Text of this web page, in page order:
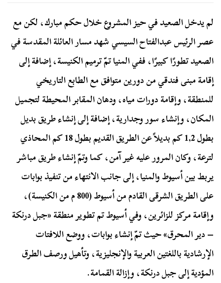
لم يدخل الصعيد في حيز المشروع خلال حكم مبارك، لكن مع
عصر الرئيس عبدالفتاح السيسي شهد مسار العائلة المقدسة في
الصعيد تطورًا كبيرًا، ففي المنيا تمّ ترميم الكنيسة، إضافة إلى
إقامة مبنى فندقي من دورين متوافق مع الطابع التاريخي
للمنطقة، وإقامة دورات مياه، ودهان المقابر المحيطة لتجميل
المكان، وإنشاء سور وجدارية، إضافة إلى إنشاء طريق بديل
بطول 1,2 كم بديلاً عن الطريق القديم بطول 18 كم المحاذي
لترعة، وكان المرور عليه غير آمن، كما وتمّ إنشاء طريق مباشر
يربط بين أسيوط والمنيا، إلى جانب الانتهاء من تنفيذ بوابات
على الطريق الشرقى القادم من أسيوط (800 م من الكنيسة)،
وإقامة مركز للزائرين، وفي أسيوط تم تطوير منطقة «جبل درنكة
– دير المحرق» حيث تمّ إنشاء بوابات، ووضع اللافتات
الإرشادية باللغتين العربية والإنجليزية، وتأهيل ورصف الطرق
المؤدية إلى جبل درنكة، وإزالة القمامة.